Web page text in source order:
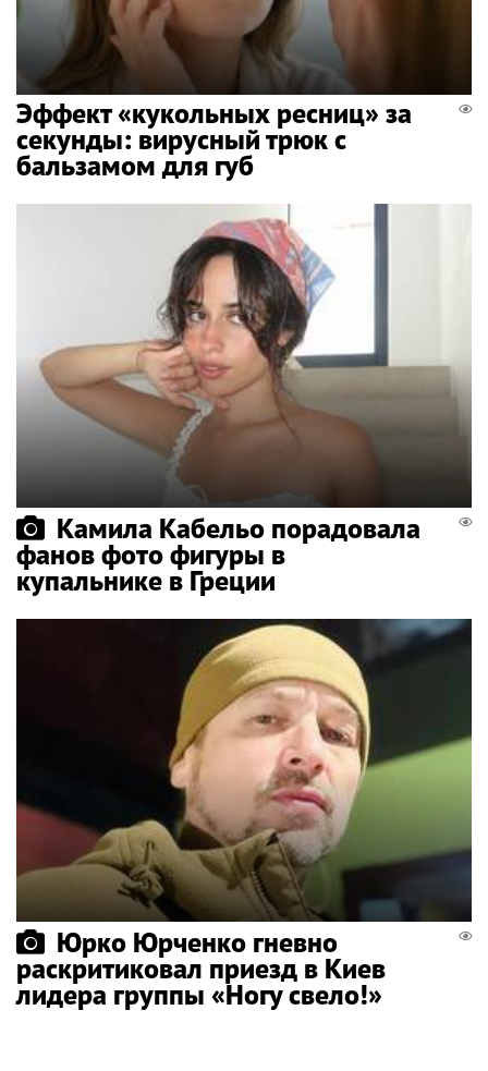
Эффект «кукольных ресниц» за
секунды: вирусный трюк с
бальзамом для губ
Камила Кабельо порадовала
фанов фото фигуры в
купальнике в Греции
Юрко Юрченко гневно
раскритиковал приезд в Киев
лидера группы «Ногу свело!»